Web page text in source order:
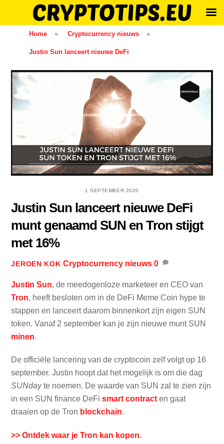
Home » Cryptocurrency nieuws »
Justin Sun lanceert nieuwe DeFi
1 SEPTEMBER 2020
Justin Sun lanceert nieuwe DeFi
munt genaamd SUN en Tron stijgt
met 16%
JEROEN KOK Cryptocurrency nieuws 0
Justin Sun, de meedogenloze marketeer en CEO van
Tron, heeft besloten om in de DeFi Meme Coin hype te
stappen en lanceert daarom binnenkort zijn eigen SUN
token. Vanaf 2 september kan je zijn nieuwe munt SUN
minen.
De officiële lancering van de cryptocoin zelf volgt op 16
september. Justin hoopt dat het mogelijk is om die dag
SUNdayte noemen. De waarde van SUN zal te zien zijn
in een SUN finance DeFismart contract en gaat
draaien op de Tron blockchain.
>> Ontdek waar je Tron kan kopen.